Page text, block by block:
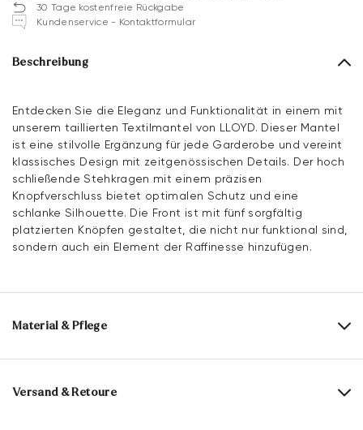
30 Tage kostenfreie Rückgabe
Kundenservice - Kontaktformular
Beschreibung
Entdecken Sie die Eleganz und Funktionalität in einem mit
unserem taillierten Textilmantel von LLOYD. Dieser Mantel
ist eine stilvolle Ergänzung für jede Garderobe und vereint
klassisches Design mit zeitgenössischen Details. Der hoch
schließende Stehkragen mit einem präzisen
Knopfverschluss bietet optimalen Schutz und eine
schlanke Silhouette. Die Front ist mit fünf sorgfältig
platzierten Knöpfen gestaltet, die nicht nur funktional sind,
sondern auch ein Element der Raffinesse hinzufügen.
Material & Pflege
Obermaterial: Textil
Futter:
Versand & Retoure